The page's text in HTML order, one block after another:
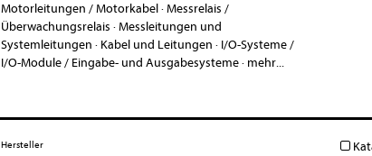
Motorleitungen / Motorkabel·Messrelais /
Überwachungsrelais ·Messleitungen und
Systemleitungen · Kabel und Leitungen · I/O-Systeme /
I/O-Module / Eingabe- und Ausgabesysteme· mehr...
Hersteller